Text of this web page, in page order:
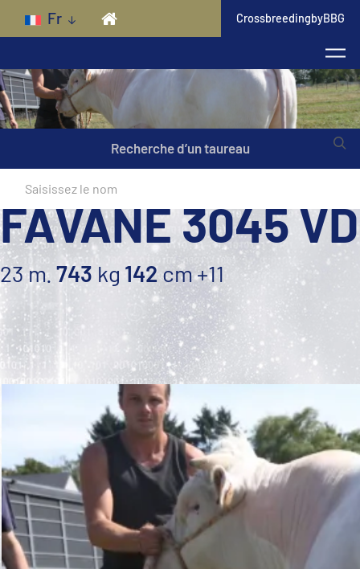
Skip to main content
Fr CrossbreedingbyBBG
Recherche d’un taureau
FAVANE 3045
23 m. 743 kg 142 cm+11